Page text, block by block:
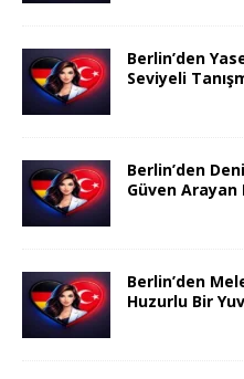
Berlin’den
Seviyeli
Berlin’den
Güven Arayan
Berlin’den
Huzurlu Bir